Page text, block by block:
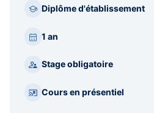
Diplôme d'établissement
1 an
Stage obligatoire
Cours en présentiel